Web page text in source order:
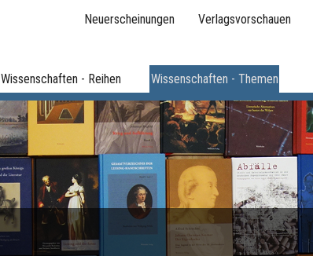
Neuerscheinungen Verlagsvorschauen
Wissenschaften - Reihen Wissenschaften - Themen